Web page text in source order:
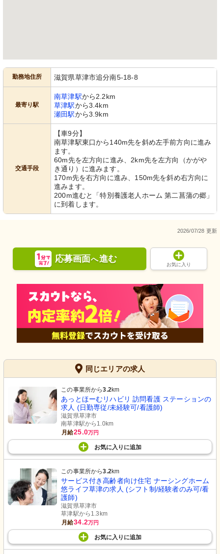
勤務地住所 滋賀県草津市追分南5-18-8
最寄り駅
南草津駅から2.2km
草津駅から3.4km
瀬田駅から3.9km
交通手段
【車9分】
南草津駅東口から140m先を斜め左手前方向に進み
ます。
60m先を左方向に進み、2km先を左方向（かがや
き通り）に進みます。
170m先を右方向に進み、150m先を斜め右方向に
進みます。
200m進むと「特別養護老人ホーム 第二菖蒲の郷」
に到着します。
2026/07/28 更新
応募画面へ進む
お気に入り
同じエリアの求人
この事業所から3.2km
あっとほーむリハビリ 訪問看護 ステーションの
求人 (日勤専従/未経験可/看護師)
滋賀県草津市
南草津駅から1.0km
月給25.0万円
お気に入り に追加
この事業所から3.2km
サービス付き高齢者向け住宅 ナーシングホーム
悠ライフ草津の求人 (シフト制/経験者のみ可/看
護師)
滋賀県草津市
草津駅から1.3km
月給34.2万円
お気に入り に追加